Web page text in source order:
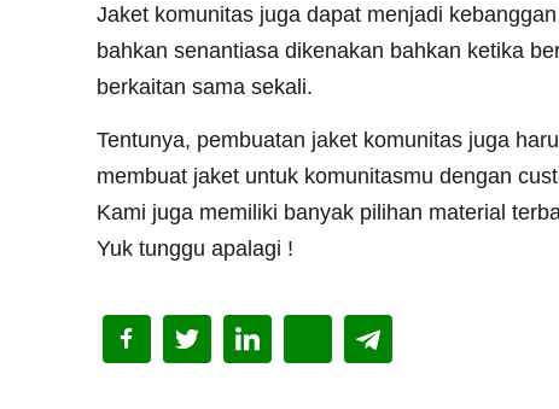
Jaket komunitas juga dapat menjadi
bahkan senantiasa dikenakan bahkan ketika
berkaitan sama sekali.
Tentunya, pembuatan jaket komunitas juga
membuat jaket untuk komunitasmu dengan
Kami juga memiliki banyak pilihan material
Yuk tunggu apalagi !